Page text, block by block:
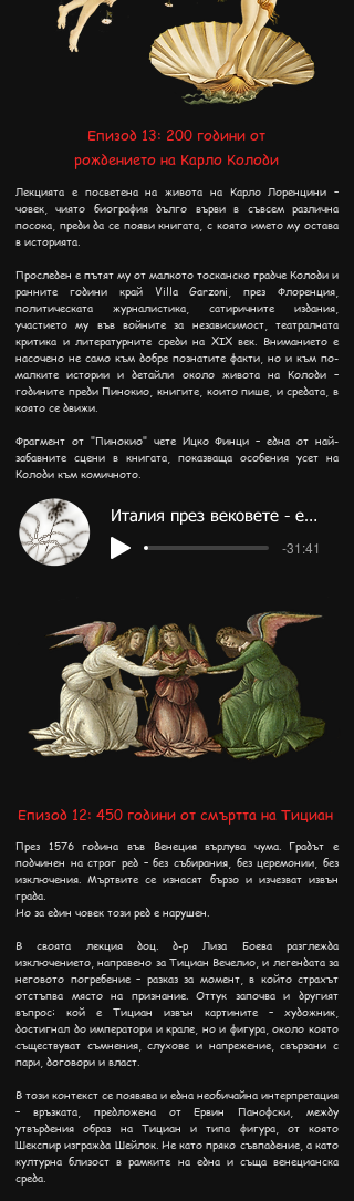
Епизод 13: 200 години от
рождението на Карло Колоди
Лекцията е посветена на живота на Карло Лоренцини –
човек, чиято биография дълго върви в съвсем различна
посока, преди да се появи книгата, с която името му остава
в историята.
Проследен е пътят му от малкото тосканско градче Колоди и
ранните години край Villa Garzoni, през Флоренция,
политическата журналистика, сатиричните издания,
участието му във войните за независимост, театралната
критика и литературните среди на XIX век. Вниманието е
насочено не само към добре познатите факти, но и към по-
малките истории и детайли около живота на Колоди –
годините преди Пинокио, книгите, които пише, и средата, в
която се движи.
Фрагмент от "Пинокио" чете Ицко Финци – една от най-
забавните сцени в книгата, показваща особения усет на
Колоди към комичното.
Италия през вековете - епизод 13
-31:41
Епизод 12: 450 години от смъртта на Тициан
През 1576 година във Венеция върлува чума. Градът е
подчинен на строг ред – без събирания, без церемонии, без
изключения. Мъртвите се изнасят бързо и изчезват извън
града.
Но за един човек този ред е нарушен.
В своята лекция доц. д-р Лиза Боева разглежда
изключението, направено за Тициан Вечелио, и легендата за
неговото погребение – разказ за момент, в който страхът
отстъпва място на признание. Оттук започва и другият
въпрос: кой е Тициан извън картините – художник,
достигнал до императори и крале, но и фигура, около която
съществуват съмнения, слухове и напрежение, свързани с
пари, договори и власт.
В този контекст се появява и една необичайна интерпретация
– връзката, предложена от Ервин Панофски, между
утвърдения образ на Тициан и типа фигура, от която
Шекспир изгражда Шейлок. Не като пряко съвпадение, а като
културна близост в рамките на една и съща венецианска
среда.